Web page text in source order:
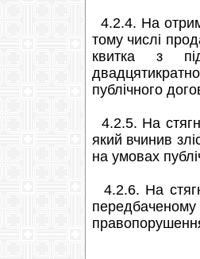
4.2.4. На
тому числі
квитка з
публічного
4.2.5. На
який вчинив
на умовах
4.2.6. На